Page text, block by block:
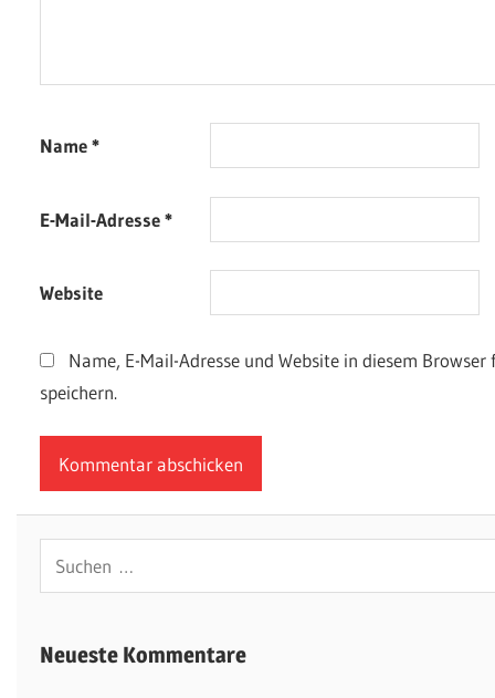
Name*
E-Mail-Adresse*
Website
Name, E-Mail-Adresse und Website in diesem
speichern.
Suchen
nach:
Neueste Kommentare